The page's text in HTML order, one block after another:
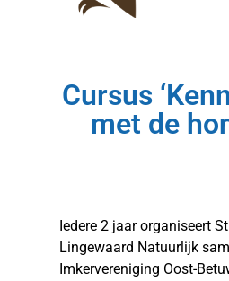
Cursus
met de
Iedere 2 jaar organiseert
Lingewaard Natuurlijk
Imkervereniging Oost-